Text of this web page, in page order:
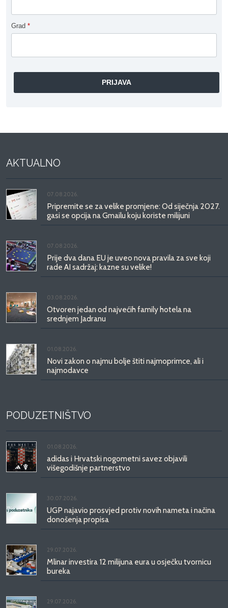
Grad *
AKTUALNO
07.08.2026.
Pripremite se za velike promjene: Od siječnja 2027.
gasi se opcija na Gmailu koju koriste milijuni
07.08.2026.
Prije dva dana EU je uveo nova pravila za sve koji
rade AI sadržaj: kazne su velike!
03.08.2026.
Otvoren jedan od najvećih family hotela na
srednjem Jadranu
01.08.2026.
Novi zakon o najmu bolje štiti najmoprimce, ali i
najmodavce
PODUZETNIŠTVO
01.08.2026.
adidas i Hrvatski nogometni savez objavili
višegodišnje partnerstvo
30.07.2026.
UGP najavio prosvjed protiv novih nameta i načina
donošenja propisa
29.07.2026.
Mlinar investira 12 milijuna eura u osječku tvornicu
bureka
29.07.2026.